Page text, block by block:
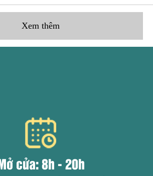
Xem thêm
cửa: 8h - 20h